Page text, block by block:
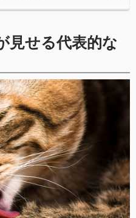
見せる代表的な